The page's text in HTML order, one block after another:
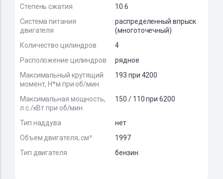
Степень сжатия
10.6
Система питания
двигателя
распределенный впрыск
(многоточечный)
Количество цилиндров
4
Расположение цилиндров
рядное
Максимальный крутящий
момент, Н*м при об/мин
193 при 4200
Максимальная мощность,
л.с./кВт при об/мин
150 / 110 при 6200
Тип наддува
нет
Объем двигателя, см³
1997
Тип двигателя
бензин